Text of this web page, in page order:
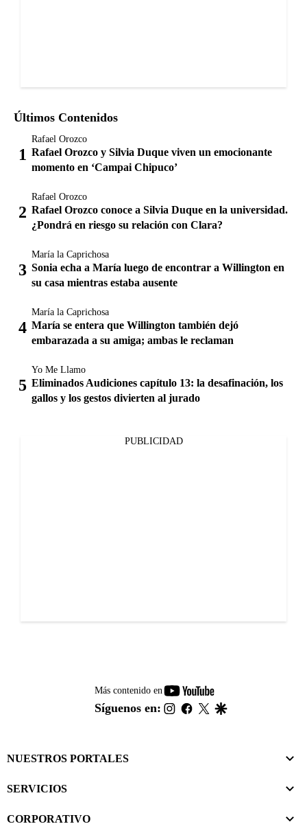
Últimos Contenidos
Rafael Orozco
Rafael Orozco y Silvia Duque viven un emocionante
momento en ‘Campai Chipuco’
Rafael Orozco
Rafael Orozco conoce a Silvia Duque en la universidad.
¿Pondrá en riesgo su relación con Clara?
María la Caprichosa
Sonia echa a María luego de encontrar a Willington en
su casa mientras estaba ausente
María la Caprichosa
María se entera que Willington también dejó
embarazada a su amiga; ambas le reclaman
Yo Me Llamo
Eliminados Audiciones capítulo 13: la desafinación, los
gallos y los gestos divierten al jurado
PUBLICIDAD
Más contenido en
youtube-
footer
Síguenos en: instagram
facebook
twitter
NUESTROS PORTALES
SERVICIOS
CORPORATIVO